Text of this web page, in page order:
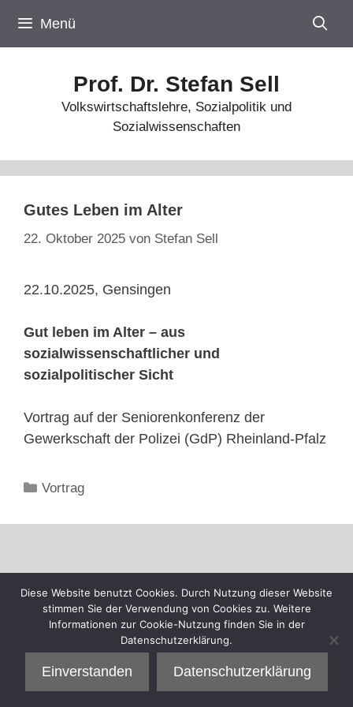
Inhalt
springen
Menü
Prof. Dr. Stefan Sell
Volkswirtschaftslehre, Sozialpolitik und
Sozialwissenschaften
Gutes Leben im Alter
22. Oktober 2025 von Stefan Sell
22.10.2025, Gensingen
Gut leben im Alter – aus
sozialwissenschaftlicher und
sozialpolitischer Sicht
Vortrag auf der Seniorenkonferenz der
Gewerkschaft der Polizei (GdP) Rheinland-Pfalz
Kategorien
Vortrag
Diese Website benutzt Cookies. Durch Nutzung dieser Website
stimmen Sie der Verwendung von Cookies zu. Weitere
Informationen zur Cookie-Nutzung finden Sie in der
Datenschutzerklärung.
Einverstanden Datenschutzerklärung